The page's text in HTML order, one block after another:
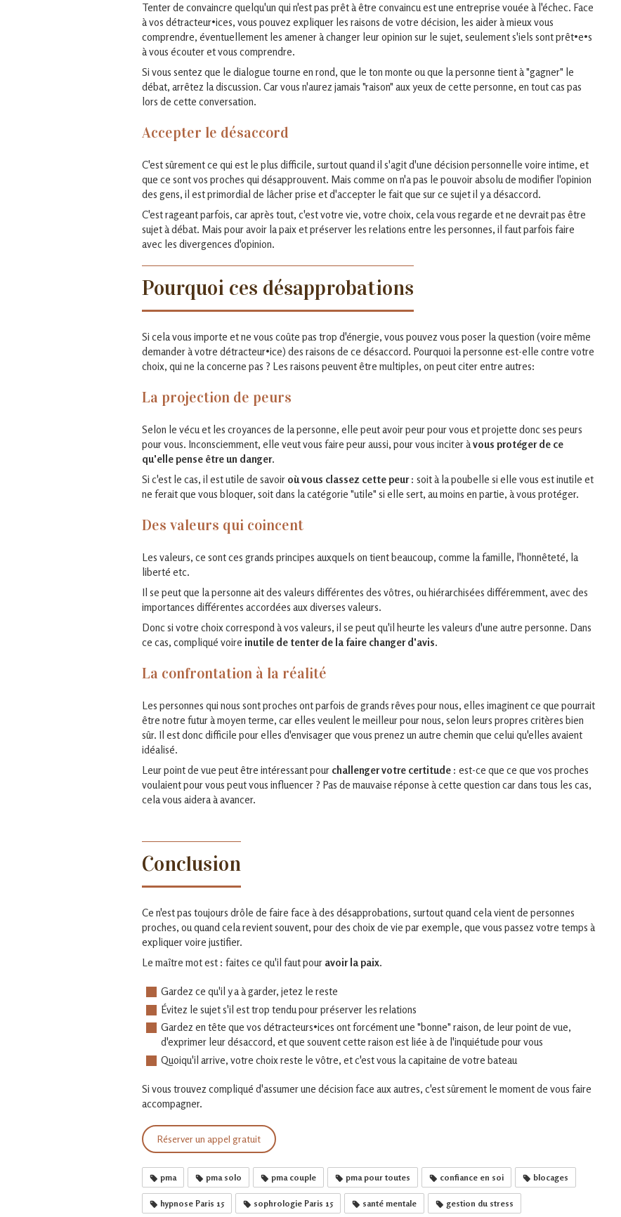
Tenter de convaincre quelqu'un qui n'est pas prêt à être convaincu est une entreprise vouée à l'échec. Face
à vos détracteur•ices, vous pouvez expliquer les raisons de votre décision, les aider à mieux vous
comprendre, éventuellement les amener à changer leur opinion sur le sujet, seulement s'iels sont prêt•e•s
à vous écouter et vous comprendre.
Si vous sentez que le dialogue tourne en rond, que le ton monte ou que la personne tient à "gagner" le
débat, arrêtez la discussion. Car vous n'aurez jamais "raison" aux yeux de cette personne, en tout cas pas
lors de cette conversation.
Accepter le désaccord
C'est sûrement ce qui est le plus difficile, surtout quand il s'agit d'une décision personnelle voire intime, et
que ce sont vos proches qui désapprouvent. Mais comme on n'a pas le pouvoir absolu de modifier l'opinion
des gens, il est primordial de lâcher prise et d'accepter le fait que sur ce sujet il y a désaccord.
C'est rageant parfois, car après tout, c'est votre vie, votre choix, cela vous regarde et ne devrait pas être
sujet à débat. Mais pour avoir la paix et préserver les relations entre les personnes, il faut parfois faire
avec les divergences d'opinion.
Pourquoi ces désapprobations
Si cela vous importe et ne vous coûte pas trop d'énergie, vous pouvez vous poser la question (voire même
demander à votre détracteur•ice) des raisons de ce désaccord. Pourquoi la personne est-elle contre votre
choix, qui ne la concerne pas ? Les raisons peuvent être multiples, on peut citer entre autres:
La projection de peurs
Selon le vécu et les croyances de la personne, elle peut avoir peur pour vous et projette donc ses peurs
pour vous. Inconsciemment, elle veut vous faire peur aussi, pour vous inciter àvous protéger de ce
qu'elle pense être un danger.
Si c'est le cas, il est utile de savoir où vous classez cette peur: soit à la poubelle si elle vous est inutile et
ne ferait que vous bloquer, soit dans la catégorie "utile" si elle sert, au moins en partie, à vous protéger.
Des valeurs qui coincent
Les valeurs, ce sont ces grands principes auxquels on tient beaucoup, comme la famille, l'honnêteté, la
liberté etc.
Il se peut que la personne ait des valeurs différentes des vôtres, ou hiérarchisées différemment, avec des
importances différentes accordées aux diverses valeurs.
Donc si votre choix correspond à vos valeurs, il se peut qu'il heurte les valeurs d'une autre personne. Dans
ce cas, compliqué voire inutile de tenter de la faire changer d'avis.
La confrontation à la réalité
Les personnes qui nous sont proches ont parfois de grands rêves pour nous, elles imaginent ce que pourrait
être notre futur à moyen terme, car elles veulent le meilleur pour nous, selon leurs propres critères bien
sûr. Il est donc difficile pour elles d'envisager que vous prenez un autre chemin que celui qu'elles avaient
idéalisé.
Leur point de vue peut être intéressant pour challenger votre certitude : est-ce que ce que vos proches
voulaient pour vous peut vous influencer ? Pas de mauvaise réponse à cette question car dans tous les cas,
cela vous aidera à avancer.
Conclusion
Ce n'est pas toujours drôle de faire face à des désapprobations, surtout quand cela vient de personnes
proches, ou quand cela revient souvent, pour des choix de vie par exemple, que vous passez votre temps à
expliquer voire justifier.
Le maître mot est : faites ce qu'il faut pour avoir la paix.
Gardez ce qu'il y a à garder, jetez le reste
Évitez le sujet s'il est trop tendu pour préserver les relations
Gardez en tête que vos détracteurs•ices ont forcément une "bonne" raison, de leur point de vue,
d'exprimer leur désaccord, et que souvent cette raison est liée à de l'inquiétude pour vous
Quoiqu'il arrive, votre choix reste le vôtre, et c'est vous la capitaine de votre bateau
Si vous trouvez compliqué d'assumer une décision face aux autres, c'est sûrement le moment de vous faire
accompagner.
Réserver un appel gratuit
pma pma solo pma couple pma pour toutes confiance en soi blocages
hypnose Paris 15 sophrologie Paris 15 santé mentale gestion du stress